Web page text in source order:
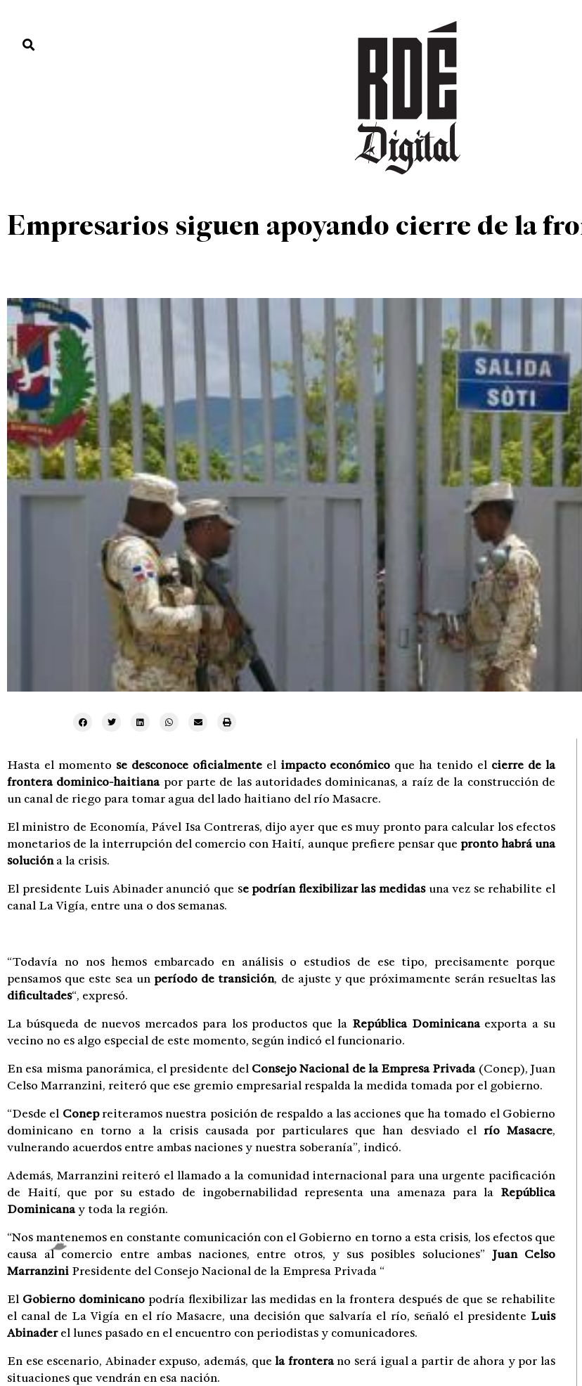
DEPORTES CULTURA ENTRETENIMIENTO
Empresarios siguen apoyando cierre de la
Hasta el momento se desconoce oficialmente el impacto económico que ha tenido el cierre de la
frontera dominico-haitiana por parte de las autoridades dominicanas, a raíz de la construcción de
un canal de riego para tomar agua del lado haitiano del río Masacre.
El ministro de Economía, Pável Isa Contreras, dijo ayer que es muy pronto para calcular los efectos
monetarios de la interrupción del comercio con Haití, aunque prefiere pensar que pronto habrá una
solucióna la crisis.
El presidente Luis Abinader anunció que se podrían flexibilizar las medidasuna vez se rehabilite el
canal La Vigía, entre una o dos semanas.
“Todavía no nos hemos embarcado en análisis o estudios de ese tipo, precisamente porque
pensamos que este sea un período de transición, de ajuste y que próximamente serán resueltas las
dificultades“, expresó.
La búsqueda de nuevos mercados para los productos que la República Dominicanaexporta a su
vecino no es algo especial de este momento, según indicó el funcionario.
En esa misma panorámica, el presidente del Consejo Nacional de la Empresa Privada(Conep), Juan
Celso Marranzini, reiteró que ese gremio empresarial respalda la medida tomada por el gobierno.
“Desde el Conepreiteramos nuestra posición de respaldo a las acciones que ha tomado el Gobierno
dominicano en torno a la crisis causada por particulares que han desviado el río Masacre,
vulnerando acuerdos entre ambas naciones y nuestra soberanía”, indicó.
Además, Marranzini reiteró el llamado a la comunidad internacional para una urgente pacificación
de Haití, que por su estado de ingobernabilidad representa una amenaza para la República
Dominicanay toda la región.
“Nos mantenemos en constante comunicación con el Gobierno en torno a esta crisis, los efectos que
causa al comercio entre ambas naciones, entre otros, y sus posibles soluciones” Juan Celso
Marranzini Presidente del Consejo Nacional de la Empresa Privada “
El Gobierno dominicano podría flexibilizar las medidas en la frontera después de que se rehabilite
el canal de La Vigía en el río Masacre, una decisión que salvaría el río, señaló el presidente Luis
Abinaderel lunes pasado en el encuentro con periodistas y comunicadores.
En ese escenario, Abinader expuso, además, quela fronterano será igual a partir de ahora y por las
situaciones que vendrán en esa nación.